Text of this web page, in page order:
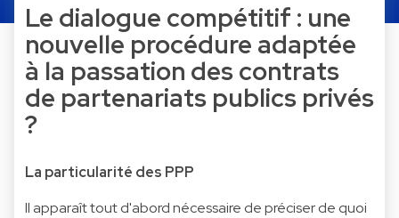
Le dialogue compétitif : une
nouvelle procédure adaptée
à la passation des contrats
de partenariats publics privés
?
La particularité des PPP
Il apparaît tout d'abord nécessaire de préciser de quoi